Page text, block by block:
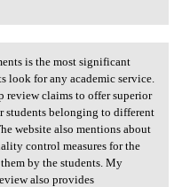
is the
is the most significant
look for any academic service.
review claims to offer superior
students belonging to different
website also mentions about
control measures for the
by the students. My
also provides